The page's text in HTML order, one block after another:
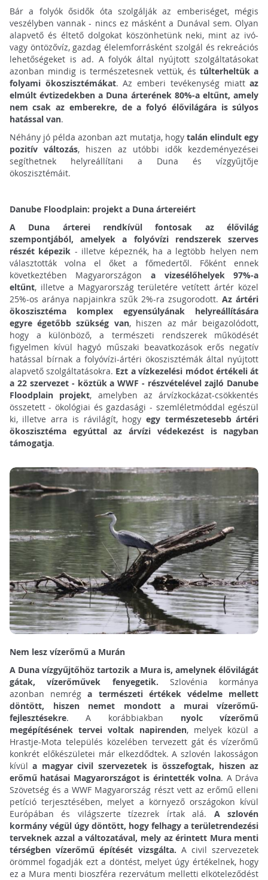
Bár a folyók ősidők óta szolgálják az emberiséget, mégis
veszélyben vannak - nincs ez másként a Dunával sem. Olyan
alapvető és éltető dolgokat köszönhetünk neki, mint az ivó-
vagy öntözővíz, gazdag élelemforrásként szolgál és rekreációs
lehetőségeket is ad. A folyók által nyújtott szolgáltatásokat
azonban mindig is természetesnek vettük, éstúlterheltük a
folyami ökoszisztémákat. Az emberi tevékenység miattaz
elmúlt évtizedekben a Duna árterének 80%-a eltűnt, amely
nem csak az emberekre, de a folyó élővilágára is súlyos
hatással van.
Néhány jó példa azonban azt mutatja, hogy talán elindult egy
pozitív változás, hiszen az utóbbi idők kezdeményezései
segíthetnek helyreállítani a Duna és vízgyűjtője
ökoszisztémáit.
Danube Floodplain: projekt a Duna ártereiért
A Duna árterei rendkívül fontosak az élővilág
szempontjából, amelyek a folyóvízi rendszerek szerves
részét képezik - illetve képeznék, ha a legtöbb helyen nem
választották volna el őket a főmedertől. Főként ennek
következtében Magyarországon a vizesélőhelyek 97%-a
eltűnt, illetve a Magyarország területére vetített ártér közel
25%-os aránya napjainkra szűk 2%-ra zsugorodott.Az ártéri
ökoszisztéma komplex egyensúlyának helyreállítására
egyre égetőbb szükség van, hiszen az már beigazolódott,
hogy a különböző, a természeti rendszerek működését
figyelmen kívül hagyó műszaki beavatkozások erős negatív
hatással bírnak a folyóvízi-ártéri ökoszisztémák által nyújtott
alapvető szolgáltatásokra. Ezt a vízkezelési módot értékeli át
a 22 szervezet - köztük a WWF - részvételével zajló Danube
Floodplain projekt, amelyben az árvízkockázat-csökkentés
összetett - ökológiai és gazdasági - szemléletmóddal egészül
ki, illetve arra is rávilágít, hogy egy természetesebb ártéri
ökoszisztéma egyúttal az árvízi védekezést is nagyban
támogatja.
Nem lesz vízerőmű a Murán
A Duna vízgyűjtőhöz tartozik a Mura is, amelynek élővilágát
gátak, vízerőművek fenyegetik. Szlovénia kormánya
azonban nemréga természeti értékek védelme mellett
döntött, hiszen nemet mondott a murai vízerőmű-
fejlesztésekre. A korábbiakban nyolc vízerőmű
megépítésének tervei voltak napirenden, melyek közül a
Hrastje-Mota település közelében tervezett gát és vízerőmű
konkrét előkészületei már elkezdődtek. A szlovén lakosságon
kívüla magyar civil szervezetek is összefogtak, hiszen az
erőmű hatásai Magyarországot is érintették volna. A Dráva
Szövetség és a WWF Magyarország részt vett az erőmű elleni
petíció terjesztésében, melyet a környező országokon kívül
Európában és világszerte tízezrek írtak alá. A szlovén
kormány végül úgy döntött, hogy felhagy a területrendezési
terveknek azzal a változatával, mely az érintett Mura menti
térségben vízerőmű építését vizsgálta. A civil szervezetek
örömmel fogadják ezt a döntést, melyet úgy értékelnek, hogy
ez a Mura menti bioszféra rezervátum melletti elköteleződést